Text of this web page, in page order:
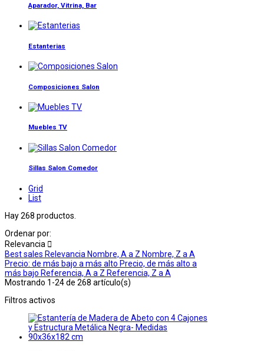
Aparador, Vitrina, Bar
Estanterias
Composiciones Salon
Muebles TV
Sillas Salon Comedor
Grid
List
Hay 268 productos.
Ordenar por:
Relevancia 
Best sales Relevancia Nombre, A a Z Nombre, Z a A
Precio: de más bajo a más alto Precio, de más alto a
más bajo Referencia, A a Z Referencia, Z a A
Mostrando 1-24 de 268 artículo(s)
Filtros activos